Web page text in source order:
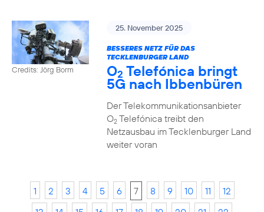
Credits: Jörg Borm
25. November 2025
BESSERES NETZ FÜR DAS
TECKLENBURGER LAND
O2 Telefónica bringt
5G nach Ibbenbüren
Der Telekommunikationsanbieter
O2Telefónica treibt den
Netzausbau im Tecklenburger Land
weiter voran
1 2 3 4 5 6 7 8 9 10 11
12